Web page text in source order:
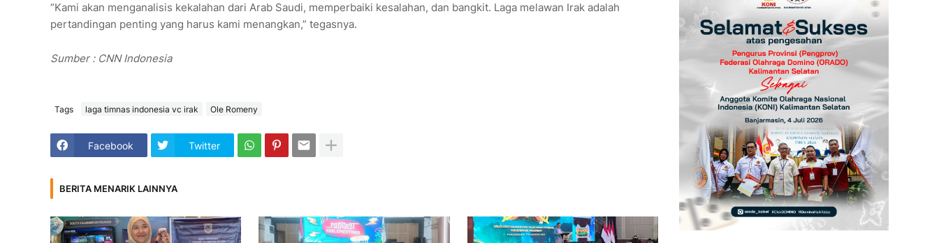
“Kami akan menganalisis kekalahan dari Arab Saudi, memperbaiki kesalahan, dan bangkit. Laga melawan Irak adalah
pertandingan penting yang harus kami menangkan,” tegasnya.
Sumber : CNN Indonesia
Tags laga timnas indonesia vc irak Ole Romeny
Facebook Twitter
BERITA MENARIK LAINNYA